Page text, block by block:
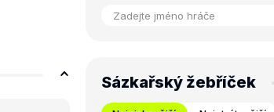
Sázkařský žebříček